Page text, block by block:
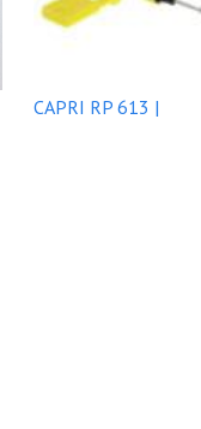
CAPRI RP 613 |